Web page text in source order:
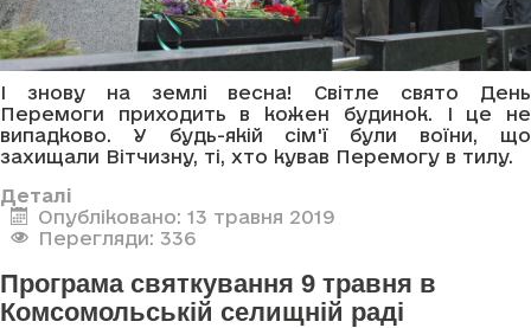
І знову на землі весна! Світле свято День
Перемоги приходить в кожен будинок. І це не
випадково. У будь-якій сім'ї були воїни, що
захищали Вітчизну, ті, хто кував Перемогу в тилу.
Деталі
Опубліковано: 13 травня 2019
Перегляди: 336
Програма святкування 9 травня в
Комсомольській селищній раді